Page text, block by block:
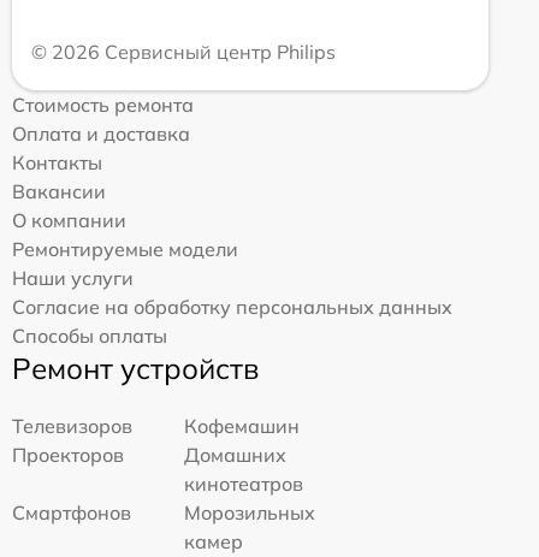
© 2026 Сервисный центр Philips
Стоимость ремонта
Оплата и доставка
Контакты
Вакансии
О компании
Ремонтируемые модели
Наши услуги
Согласие на обработку персональных данных
Способы оплаты
Ремонт устройств
Телевизоров
Кофемашин
Проекторов
Домашних
кинотеатров
Смартфонов
Морозильных
камер